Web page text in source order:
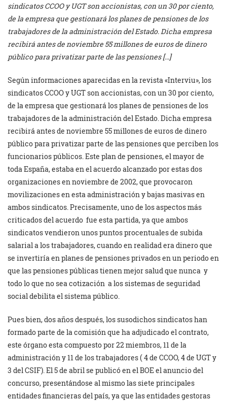
sindicatos CCOO y UGT son accionistas, con un 30 por ciento,
de la empresa que gestionará los planes de pensiones de los
trabajadores de la administración del Estado. Dicha empresa
recibirá antes de noviembre 55 millones de euros de dinero
público para privatizar parte de las pensiones […]
Según informaciones aparecidas en la revista «Interviu», los
sindicatos CCOO y UGT son accionistas, con un 30 por ciento,
de la empresa que gestionará los planes de pensiones de los
trabajadores de la administración del Estado. Dicha empresa
recibirá antes de noviembre 55 millones de euros de dinero
público para privatizar parte de las pensiones que perciben los
funcionarios públicos. Este plan de pensiones, el mayor de
toda España, estaba en el acuerdo alcanzado por estas dos
organizaciones en noviembre de 2002, que provocaron
movilizaciones en esta administración y bajas masivas en
ambos sindicatos. Precisamente, uno de los aspectos más
criticados del acuerdo fue esta partida, ya que ambos
sindicatos vendieron unos puntos procentuales de subida
salarial a los trabajadores, cuando en realidad era dinero que
se invertiría en planes de pensiones privados en un periodo en
que las pensiones públicas tienen mejor salud que nunca y
todo lo que no sea cotización a los sistemas de seguridad
social debilita el sistema público.
Pues bien, dos años después, los susodichos sindicatos han
formado parte de la comisión que ha adjudicado el contrato,
este órgano esta compuesto por 22 miembros, 11 de la
administración y 11 de los trabajadores ( 4 de CCOO, 4 de UGT y
3 del CSIF). El 5 de abril se publicó en el BOE el anuncio del
concurso, presentándose al mismo las siete principales
entidades financieras del país, ya que las entidades gestoras